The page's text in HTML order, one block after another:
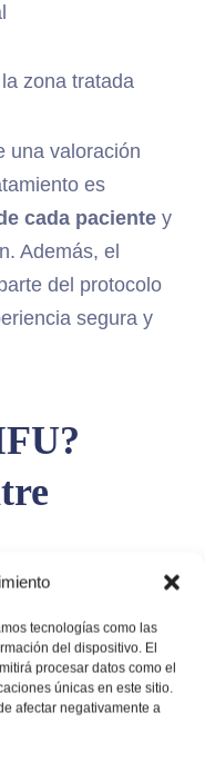
tecnologías como las
del dispositivo. El
procesar datos como el
únicas en este sitio.
afectar negativamente a
zona tratada
una valoración
es
cada paciente y
Además, el
del protocolo
segura y
facial sin
objetivo —
los signos del
diferentes y